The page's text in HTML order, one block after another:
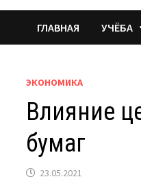
ГЛАВНАЯ УЧЁБА
ЭКОНОМИКА
Влияние
бумаг
23.05.2021